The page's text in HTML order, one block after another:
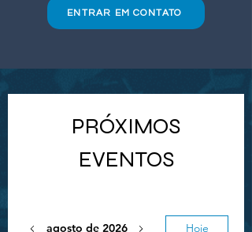
ENTRAR EM CONTATO
PRÓXIMOS
EVENTOS
agosto de 2026 Hoje